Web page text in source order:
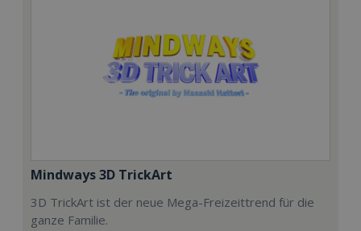
Mindways 3D TrickArt
3D TrickArt ist der neue Mega-Freizeittrend für die
ganze Familie.